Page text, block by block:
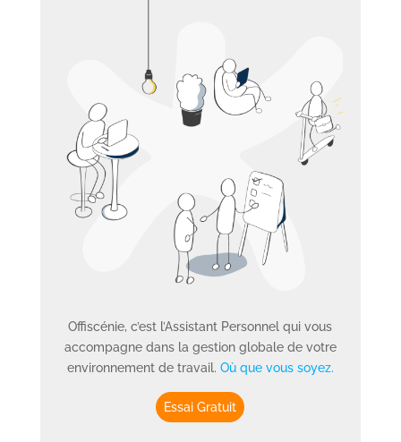
Offiscénie, c’est l’Assistant Personnel qui vous
accompagne dans la gestion globale de votre
environnement de travail. Où que vous soyez.
Essai Gratuit